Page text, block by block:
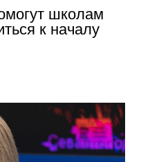
школам
к началу